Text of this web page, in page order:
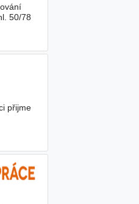
50/78
přijme